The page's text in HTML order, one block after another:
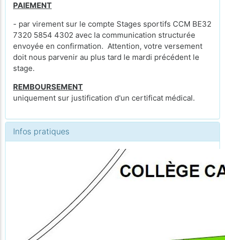
PAIEMENT
- par virement sur le compte Stages sportifs CCM BE32
7320 5854 4302 avec la communication structurée
envoyée en confirmation. Attention, votre versement
doit nous parvenir au plus tard le mardi précédent le
stage.
REMBOURSEMENT
uniquement sur justification d'un certificat médical.
Infos pratiques